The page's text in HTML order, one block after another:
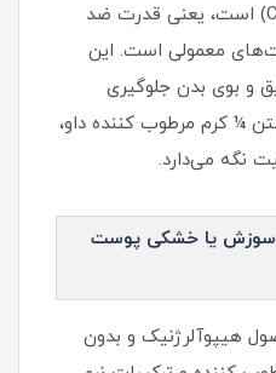
کلینیکی (Clinical Protection) است، یعنی قدرت ضد
معمولی است. این
تعریق و بوی بدن جلوگیری
¼ کرم مرطوب‌ کننده داو،
نگه می‌دارد.
سوزش یا خشکی پوست
هیپوآلرژنیک و بدون